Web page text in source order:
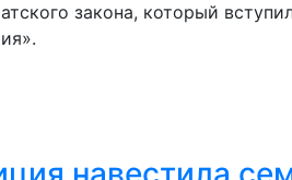
закона, который